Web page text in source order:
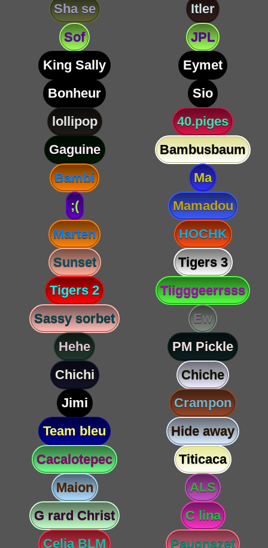
Sha se
Itler
Sof
JPL
King Sally
Eymet
Bonheur
Sio
lollipop
40.piges
Gaguine
Bambusbaum
Bambi
Ma
;(
Mamadou
Marten
HOCHK
Sunset
Tigers 3
Tigers 2
Tiigggeerrsss
Sassy sorbet
Ew
Hehe
PM Pickle
Chichi
Chiche
Jimi
Crampon
Team bleu
Hide away
Cacalotepec
Titicaca
Maion
ALS
G rard Christ
C lina
Celia BLM
Paugnazet